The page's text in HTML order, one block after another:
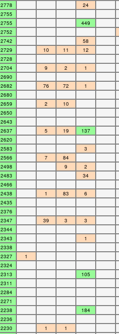
2778
24
2755
2755
449
2752
2742
58
2729 10 11
12
2728
2704 9 2
1
2690
2682 76 72
1
2680
2659 2
10
2650
2643
2637 5 19
137
2620
2583
3
2566 7
84
2498 9
2
2483
34
2466
2438 1 83
6
2435
2376
2347 39 3
3
2344
2343
1
2338
2327
1
2324
2313
105
2311
2284
2271
2238
184
2236
2230 1
1